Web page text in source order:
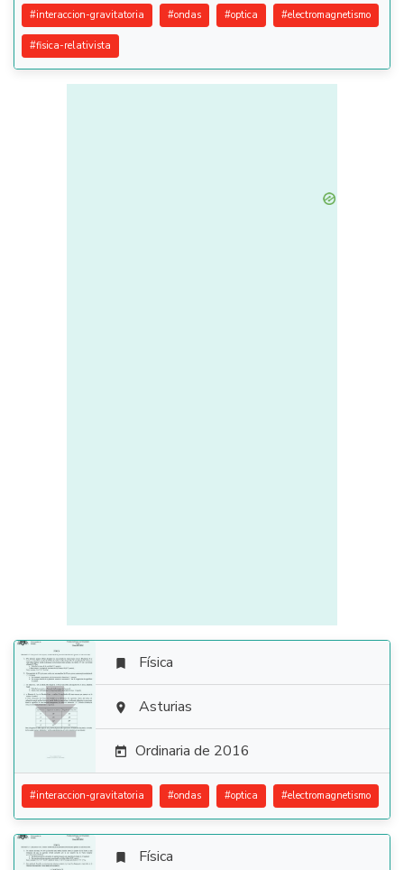
#interaccion-gravitatoria #ondas #optica #electromagnetismo
#fisica-relativista

 Física
 Asturias
 Ordinaria de 2016
#interaccion-gravitatoria #ondas #optica #electromagnetismo
 Física